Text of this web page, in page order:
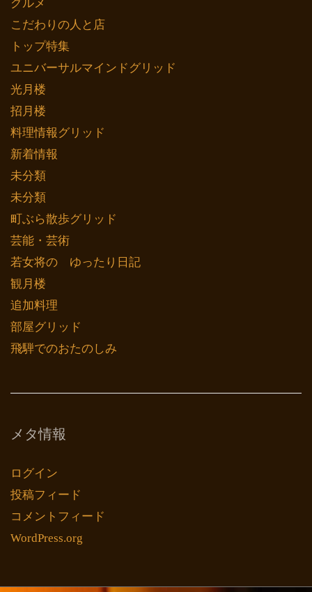
グルメ
こだわりの人と店
トップ特集
ユニバーサルマインドグリッド
光月楼
招月楼
料理情報グリッド
新着情報
未分類
未分類
町ぶら散歩グリッド
芸能・芸術
若女将の ゆったり日記
観月楼
追加料理
部屋グリッド
飛騨でのおたのしみ
メタ情報
ログイン
投稿フィード
コメントフィード
WordPress.org